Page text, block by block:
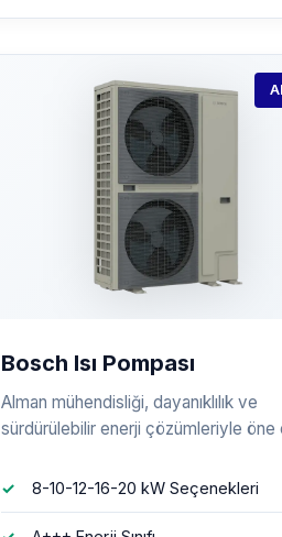
Bosch Isı Pompası
Alman mühendisliği, dayanıklılık ve
sürdürülebilir enerji çözümleriyle öne
8-10-12-16-20 kW Seçenekleri